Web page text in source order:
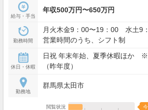
給与・手当
年収500万円〜650万円
勤務時間
月火木金9：00〜19：00 水土9：00
営業時間のうち、シフト制
休日・休暇
日祝 年末年始、夏季休暇ほか ※
（昨年度）
勤務地
群馬県太田市
閲覧状況